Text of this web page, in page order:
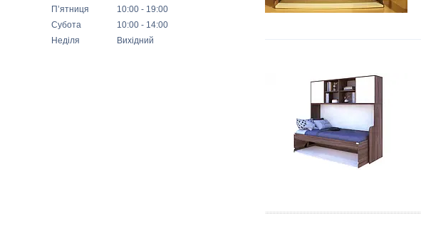
Пʼятниця
10:00
19:00
Субота
10:00
14:00
Неділя
Вихідний